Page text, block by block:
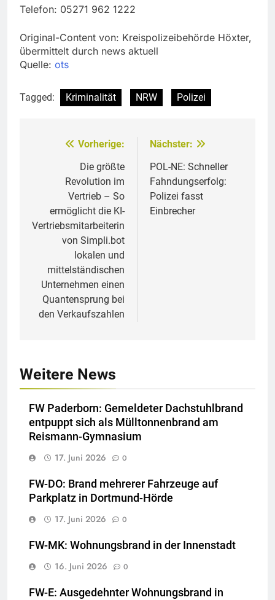
Telefon: 05271 962 1222
Original-Content von: Kreispolizeibehörde Höxter,
übermittelt durch news aktuell
Quelle: ots
Tagged: Kriminalität NRW Polizei
Beitragsnavigation
Vorherige:
Die größte
Revolution im
Vertrieb – So
ermöglicht die KI-
Vertriebsmitarbeiterin
von Simpli.bot
lokalen und
mittelständischen
Unternehmen einen
Quantensprung bei
den Verkaufszahlen
Nächster:
POL-NE: Schneller
Fahndungserfolg:
Polizei fasst
Einbrecher
Weitere News
FW Paderborn: Gemeldeter Dachstuhlbrand
entpuppt sich als Mülltonnenbrand am
Reismann-Gymnasium
17. Juni 2026
0
FW-DO: Brand mehrerer Fahrzeuge auf
Parkplatz in Dortmund-Hörde
17. Juni 2026
0
FW-MK: Wohnungsbrand in der Innenstadt
16. Juni 2026
0
FW-E: Ausgedehnter Wohnungsbrand in